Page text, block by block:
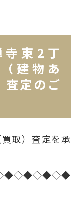
寺東2丁
建物あ
査定のご
取）査定を承